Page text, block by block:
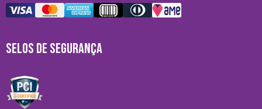
SELOS DE SEGURANÇA